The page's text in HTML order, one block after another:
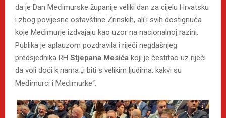
da je Dan Međimurske županije veliki dan za cijelu Hrvatsku
i zbog povijesne ostavštine Zrinskih, ali i svih dostignuća
koje Međimurje izdvajaju kao uzor na nacionalnoj razini.
Publika je aplauzom pozdravila i riječi negdašnjeg
predsjednika RH Stjepana Mesića koji je čestitao uz riječi
da voli doći k nama „i biti s velikim ljudima, kakvi su
Međimurci i Međimurke“.